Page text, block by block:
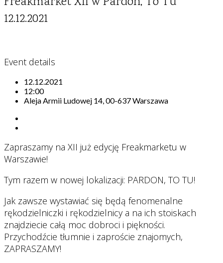
12.12.2021
Event details
12.12.2021
12:00
Aleja Armii Ludowej 14, 00-637 Warszawa
Zapraszamy na XII już edycję Freakmarketu w
Warszawie!
Tym razem w nowej lokalizacji: PARDON, TO TU!
Jak zawsze wystawiać się będą fenomenalne
rękodzielniczki i rękodzielnicy a na ich stoiskach
znajdziecie całą moc dobroci i piękności.
Przychodźcie tłumnie i zaproście znajomych,
ZAPRASZAMY!